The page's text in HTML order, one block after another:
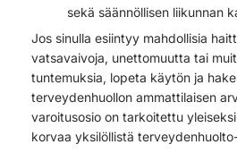
sekä säännöllisen liikunnan
Jos sinulla esiintyy mahdollisia
vatsavaivoja, unettomuutta tai
tuntemuksia, lopeta käytön ja
terveydenhuollon ammattilaisen
varoitusosio on tarkoitettu
korvaa yksilöllistä